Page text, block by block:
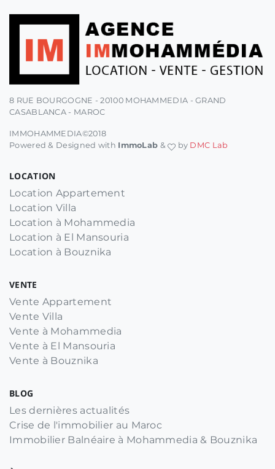
8 RUE BOURGOGNE - 20100 MOHAMMEDIA - GRAND
CASABLANCA - MAROC
IMMOHAMMEDIA©2018
Powered & Designed with ImmoLab & by DMC Lab
LOCATION
Location Appartement
Location Villa
Location à Mohammedia
Location à El Mansouria
Location à Bouznika
VENTE
Vente Appartement
Vente Villa
Vente à Mohammedia
Vente à El Mansouria
Vente à Bouznika
BLOG
Les dernières actualités
Crise de l'immobilier au Maroc
Immobilier Balnéaire à Mohammedia & Bouznika